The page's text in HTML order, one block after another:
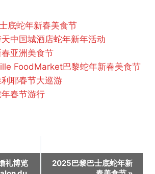
底蛇年新春美食节
中国城酒店蛇年新年活动
亚洲美食节
FoodMarket巴黎蛇年新春美食节
耶春节大巡游
春节游行
礼博览
2025巴黎巴士底蛇年新